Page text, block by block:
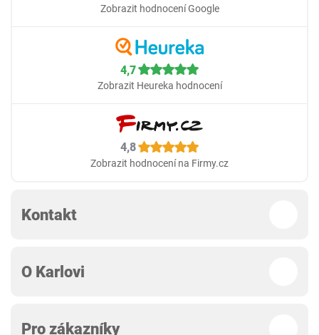
Zobrazit hodnocení Google
4,7
Zobrazit Heureka hodnocení
4,8
Zobrazit hodnocení na Firmy.cz
Kontakt
O Karlovi
Pro zákazníky